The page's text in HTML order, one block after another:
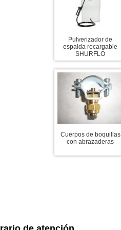
Pulverizador de
espalda recargable
SHURFLO
Cuerpos de boquillas
con abrazaderas